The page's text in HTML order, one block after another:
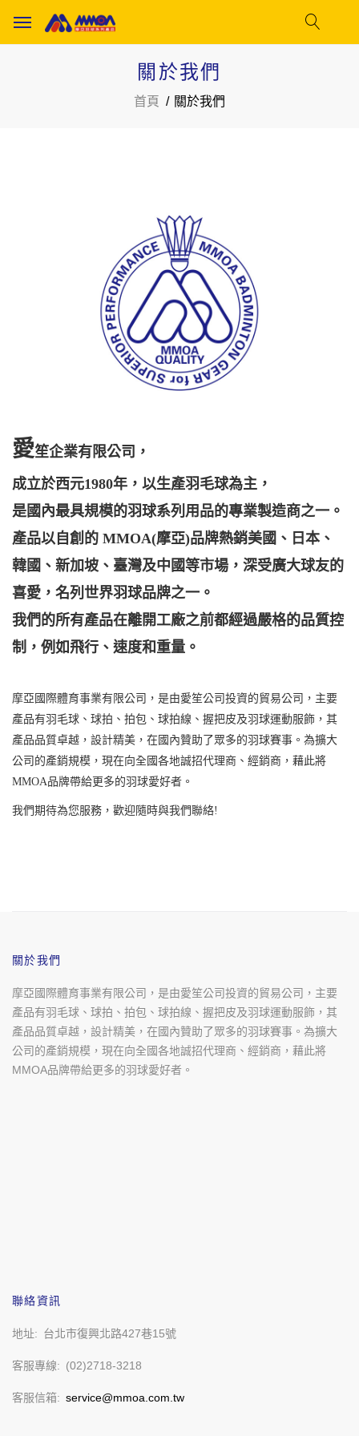
關於我們
首頁 關於我們
愛笙企業有限公司，
成立於西元1980年，以生產羽毛球為主，
是國內最具規模的羽球系列用品的專業製造商之一。
產品以自創的 MMOA(摩亞)品牌熱銷美國、日本、
韓國、新加坡、臺灣及中國等市場，深受廣大球友的
喜愛，名列世界羽球品牌之一。
我們的所有產品在離開工廠之前都經過嚴格的品質控
制，例如飛行、速度和重量。
摩亞國際體育事業有限公司，是由愛笙公司投資的貿易公司，主要
產品有羽毛球、球拍、拍包、球拍線、握把皮及羽球運動服飾，其
產品品質卓越，設計精美，在國內贊助了眾多的羽球賽事。為擴大
公司的產銷規模，現在向全國各地誠招代理商、經銷商，藉此將
MMOA品牌帶給更多的羽球愛好者。
我們期待為您服務，歡迎隨時與我們聯絡!
關於我們
摩亞國際體育事業有限公司，是由愛笙公司投資的貿易公司，主要
產品有羽毛球、球拍、拍包、球拍線、握把皮及羽球運動服飾，其
產品品質卓越，設計精美，在國內贊助了眾多的羽球賽事。為擴大
公司的產銷規模，現在向全國各地誠招代理商、經銷商，藉此將
MMOA品牌帶給更多的羽球愛好者。
聯絡資訊
地址 台北市復興北路427巷15號
客服專線 (02)2718-3218
客服信箱 service@mmoa.com.tw